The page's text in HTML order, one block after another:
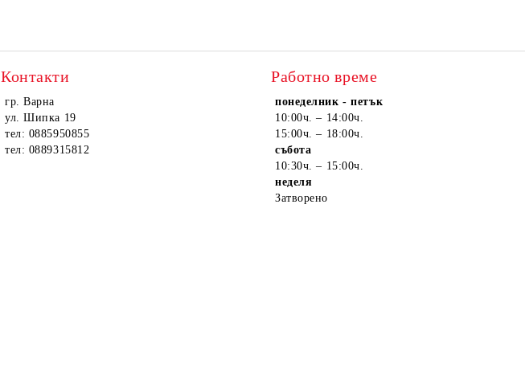
Контакти
гр. Варна
ул. Шипка 19
тел: 0885950855
тел: 0889315812
Работно време
понеделник - петък
10:00ч. – 14:00ч.
15:00ч. – 18:00ч.
събота
10:30ч. – 15:00ч.
неделя
Затворено